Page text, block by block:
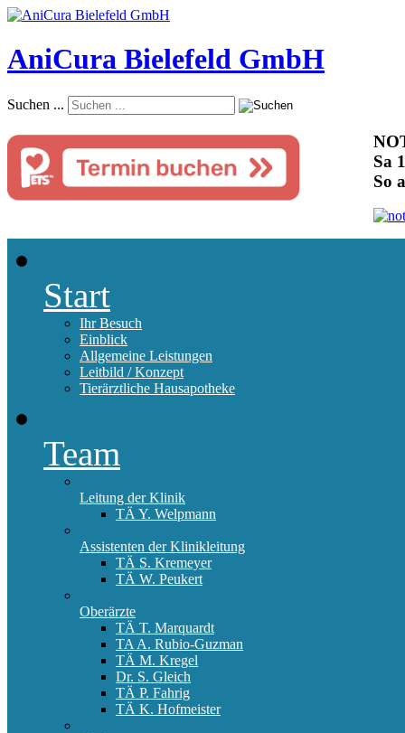
AniCura Bielefeld GmbH
Suchen ...
Sa
So
Start
Ihr Besuch
Einblick
Allgemeine Leistungen
Leitbild / Konzept
Tierärztliche Hausapotheke
Team
Leitung der Klinik
TÄ Y. Welpmann
Assistenten der Klinikleitung
TÄ S. Kremeyer
TÄ W. Peukert
Oberärzte
TÄ T. Marquardt
TA A. Rubio-Guzman
TÄ M. Kregel
Dr. S. Gleich
TÄ P. Fahrig
TÄ K. Hofmeister